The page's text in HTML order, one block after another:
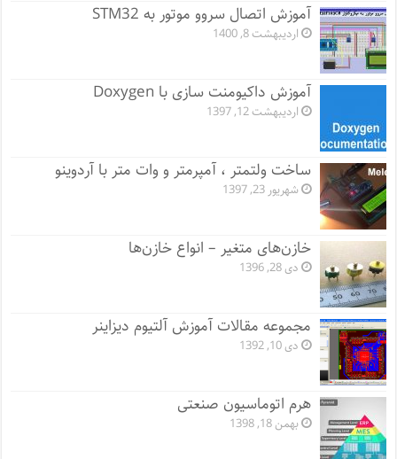
آموزش اتصال سروو موتور به STM32
اردیبهشت 8, 1400
آموزش داکیومنت سازی با Doxygen
اردیبهشت 12, 1397
ساخت ولتمتر ، آمپرمتر و وات متر با آردوینو
شهریور 23, 1397
خازن‌های متغیر – انواع خازن‌ها
دی 28, 1396
مجموعه مقالات آموزش آلتیوم دیزاینر
دی 10, 1392
هرم اتوماسیون صنعتی
بهمن 18, 1398